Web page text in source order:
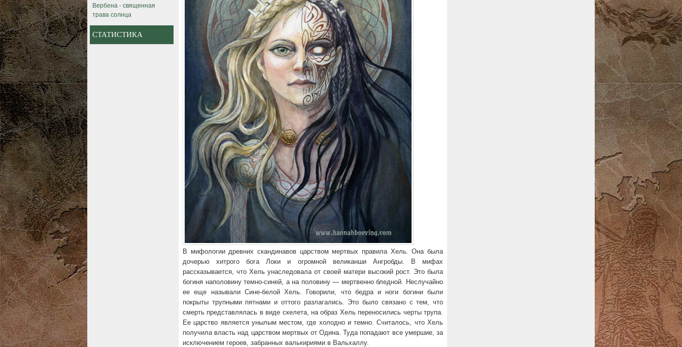
Вербена - священная
трава солнца
СТАТИСТИКА
В мифологии древних скандинавов царством мертвых правила Хель. Она была
дочерью хитрого бога Локи и огромной великанши Ангробды. В мифах
рассказывается, что Хель унаследовала от своей матери высокий рост. Это была
богиня наполовину темно-синей, а на половину — мертвенно бледной. Неслучайно
ее еще называли Сине-белой Хель. Говорили, что бедра и ноги богини были
покрыты трупными пятнами и оттого разлагались. Это было связано с тем, что
смерть представлялась в виде скелета, на образ Хель переносились черты трупа.
Ее царство является унылым местом, где холодно и темно. Считалось, что Хель
получила власть над царством мертвых от Одина. Туда попадают все умершие, за
исключением героев, забранных валькириями в Вальхаллу.